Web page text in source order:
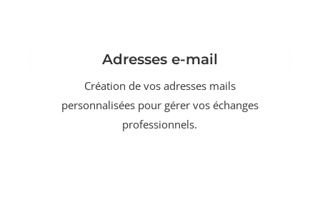
Adresses e-mail
Création de vos adresses mails
personnalisées pour gérer vos échanges
professionnels.